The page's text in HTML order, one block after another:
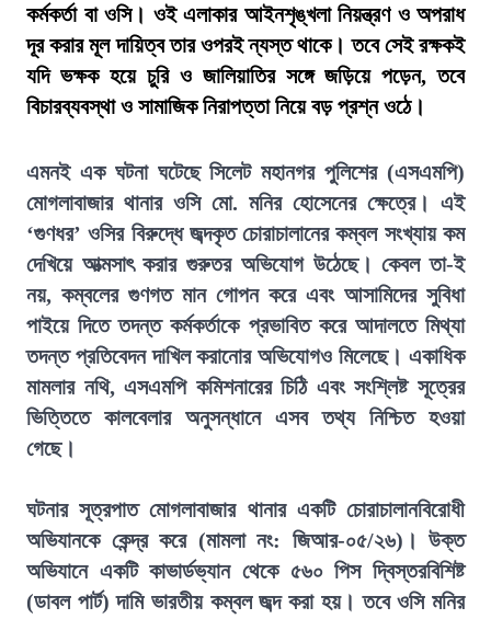
কর্মকর্তা বা ওসি। ওই এলাকার আইনশৃঙ্খলা নিয়ন্ত্রণ ও অপরাধ
দূর করার মূল দায়িত্ব তার ওপরই ন্যস্ত থাকে। তবে সেই রক্ষকই
যদি ভক্ষক হয়ে চুরি ও জালিয়াতির সঙ্গে জড়িয়ে পড়েন, তবে
বিচারব্যবস্থা ও সামাজিক নিরাপত্তা নিয়ে বড় প্রশ্ন ওঠে।
এমনই এক ঘটনা ঘটেছে সিলেট মহানগর পুলিশের (এসএমপি)
মোগলাবাজার থানার ওসি মো. মনির হোসেনের ক্ষেত্রে। এই
‘গুণধর’ ওসির বিরুদ্ধে জব্দকৃত চোরাচালানের কম্বল সংখ্যায় কম
দেখিয়ে আত্মসাৎ করার গুরুতর অভিযোগ উঠেছে। কেবল তা-ই
নয়, কম্বলের গুণগত মান গোপন করে এবং আসামিদের সুবিধা
পাইয়ে দিতে তদন্ত কর্মকর্তাকে প্রভাবিত করে আদালতে মিথ্যা
তদন্ত প্রতিবেদন দাখিল করানোর অভিযোগও মিলেছে। একাধিক
মামলার নথি, এসএমপি কমিশনারের চিঠি এবং সংশ্লিষ্ট সূত্রের
ভিত্তিতে কালবেলার অনুসন্ধানে এসব তথ্য নিশ্চিত হওয়া
গেছে।
ঘটনার সূত্রপাত মোগলাবাজার থানার একটি চোরাচালানবিরোধী
অভিযানকে কেন্দ্র করে (মামলা নং: জিআর-০৫/২৬)। উক্ত
অভিযানে একটি কাভার্ডভ্যান থেকে ৫৬০ পিস দ্বিস্তরবিশিষ্ট
(ডাবল পার্ট) দামি ভারতীয় কম্বল জব্দ করা হয়। তবে ওসি মনির